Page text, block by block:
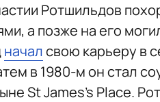
Ротшильдов
а позже на его
началсвою карьеру в
в 1980-м он стал
St James's Place.